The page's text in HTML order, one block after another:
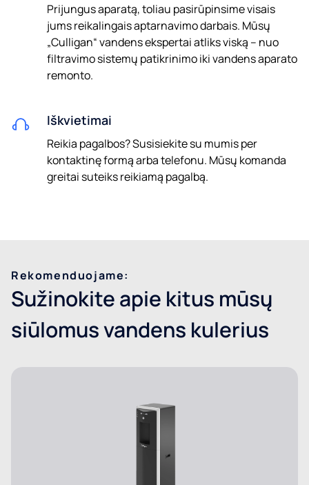
Prijungus aparatą, toliau pasirūpinsime visais
jums reikalingais aptarnavimo darbais. Mūsų
„Culligan“ vandens ekspertai atliks viską – nuo
filtravimo sistemų patikrinimo iki vandens aparato
remonto.
Iškvietimai
Reikia pagalbos? Susisiekite su mumis per
kontaktinę formą arba telefonu. Mūsų komanda
greitai suteiks reikiamą pagalbą.
Rekomenduojame:
Sužinokite apie kitus mūsų
siūlomus vandens kulerius